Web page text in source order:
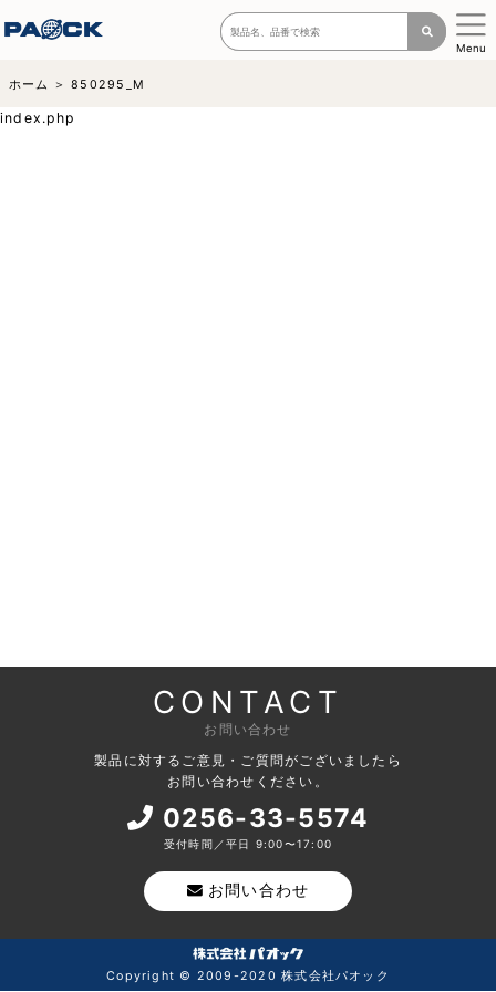
Menu
ホーム 850295_M
index.php
CONTACT
お問い合わせ
製品に対するご意見・ご質問がございましたら
お問い合わせください。
0256-33-5574
受付時間／平日 9:00〜17:00
お問い合わせ
Copyright © 2009-2020 株式会社パオック